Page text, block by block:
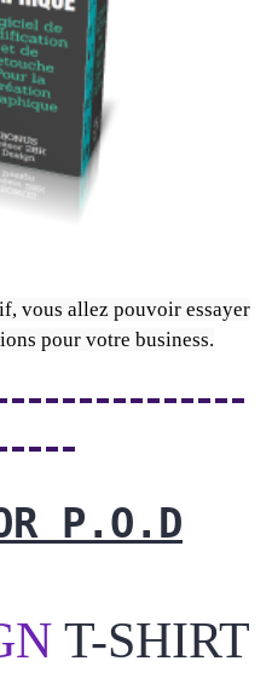
vous allez pouvoir essayer
pour votre business.
P.O.D
T-SHIRT